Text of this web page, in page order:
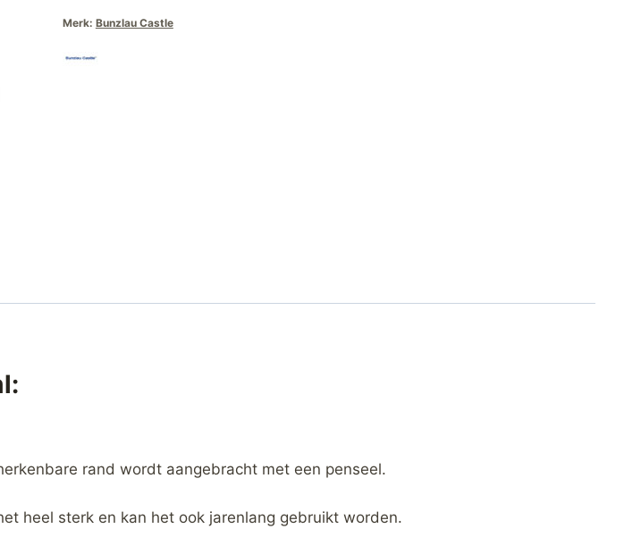
Merk: Bunzlau Castle
rand wordt aangebracht met een penseel.
heel sterk en kan het ook jarenlang gebruikt worden.